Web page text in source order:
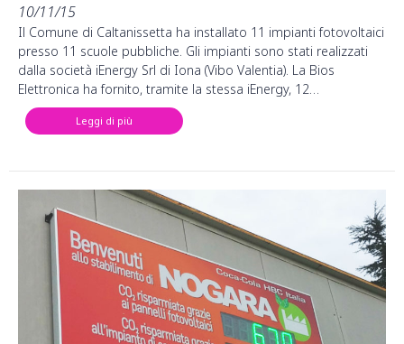
10/11/15
Il Comune di Caltanissetta ha installato 11 impianti fotovoltaici
presso 11 scuole pubbliche. Gli impianti sono stati realizzati
dalla società iEnergy Srl di Iona (Vibo Valentia). La Bios
Elettronica ha fornito, tramite la stessa iEnergy, 12…
Leggi di più